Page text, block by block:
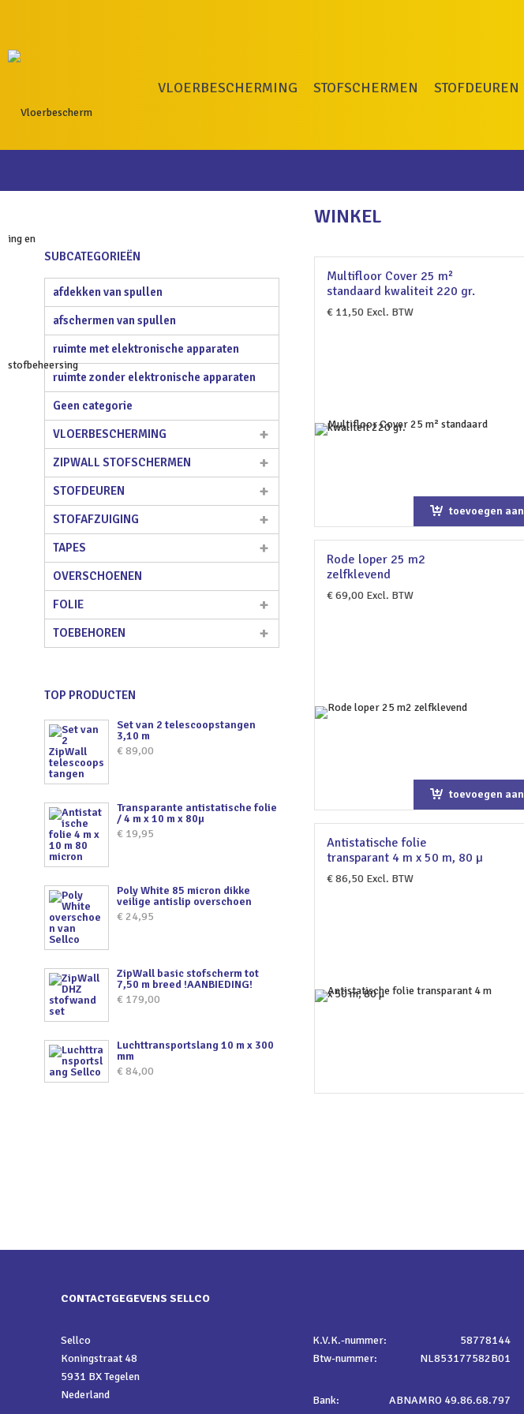
VLOERBESCHERMING STOFSCHERMEN STOFDEUREN
WINKEL
Multifloor Cover 25 m²
standaard kwaliteit 220 gr.
€11,50Excl. BTW
toevoegen aan
winkelwagen
Rode loper 25 m2
zelfklevend
€69,00Excl. BTW
toevoegen aan
winkelwagen
Antistatische folie
transparant 4 m x 50 m, 80 µ
€86,50Excl. BTW
SUBCATEGORIEËN
afdekken van spullen
afschermen van spullen
ruimte met elektronische apparaten
ruimte zonder elektronische apparaten
Geen categorie
VLOERBESCHERMING
ZIPWALL STOFSCHERMEN
STOFDEUREN
STOFAFZUIGING
TAPES
OVERSCHOENEN
FOLIE
TOEBEHOREN
TOP PRODUCTEN
Set van 2 telescoopstangen
3,10 m
€ 89,00
Transparante antistatische folie
/ 4 m x 10 m x 80µ
€ 19,95
Poly White 85 micron dikke
veilige antislip overschoen
€ 24,95
ZipWall basic stofscherm tot
7,50 m breed !AANBIEDING!
€ 179,00
Luchttransportslang 10 m x 300
mm
€ 84,00
CONTACTGEGEVENS SELLCO
Sellco
Koningstraat 48
5931 BX Tegelen
Nederland
K.V.K.-nummer:
58778144
Btw-nummer:
NL853177582B01
Bank:
ABNAMRO 49.86.68.797